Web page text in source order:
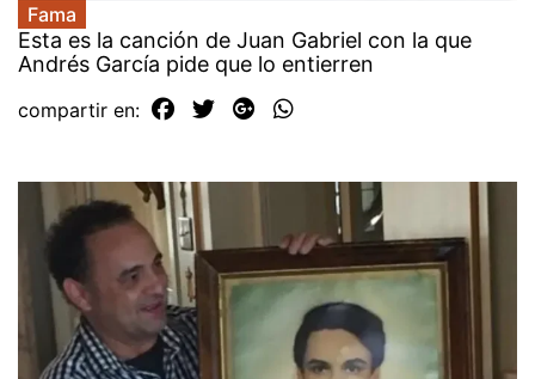
Fama
Esta es la canción de Juan Gabriel con la que
Andrés García pide que lo entierren
compartir en: